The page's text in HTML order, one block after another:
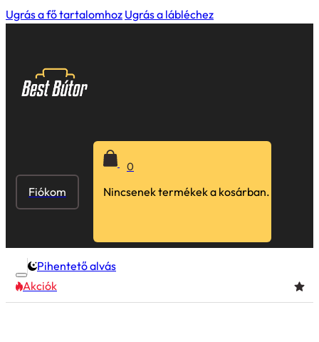
Ugrás a fő tartalomhoz Ugrás a lábléchez
Fiókom
0
Nincsenek termékek a kosárban.
Pihentető alvás
Akciók